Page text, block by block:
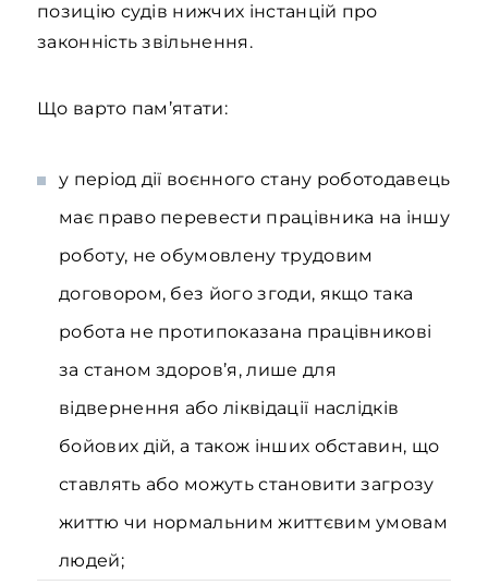
позицію судів нижчих інстанцій про
законність звільнення.
Що варто пам’ятати:
у період дії воєнного стану роботодавець
має право перевести працівника на іншу
роботу, не обумовлену трудовим
договором, без його згоди, якщо така
робота не протипоказана працівникові
за станом здоров’я, лише для
відвернення або ліквідації наслідків
бойових дій, а також інших обставин, що
ставлять або можуть становити загрозу
життю чи нормальним життєвим умовам
людей;